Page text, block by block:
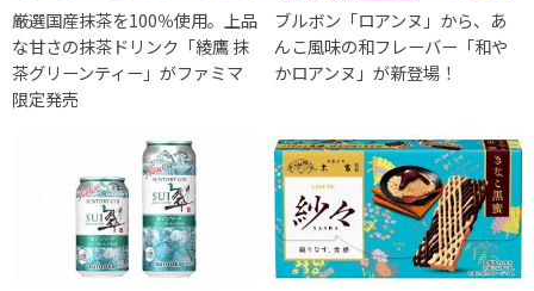
厳選国産抹茶を100％使用。上品
な甘さの抹茶ドリンク「綾鷹 抹
茶グリーンティー」がファミマ
限定発売
ブルボン「ロアンヌ」から、あ
んこ風味の和フレーバー「和や
かロアンヌ」が新登場！